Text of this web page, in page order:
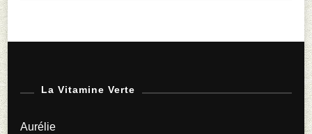
La Vitamine Verte
Aurélie